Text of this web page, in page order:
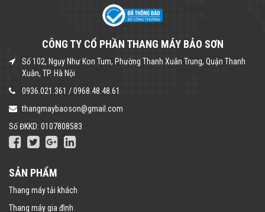
CÔNG TY CỔ PHẦN THANG MÁY BẢO SƠN
Số 102, Ngụy Như Kon Tum, Phường Thanh Xuân Trung, Quận Thanh
Xuân, TP. Hà Nội
0936.021.361 /0968.48.48.61
thangmaybaoson@gmail.com
Số ĐKKD: 0107808583
SẢN PHẨM
Thang máy tải khách
Thang máy gia đình